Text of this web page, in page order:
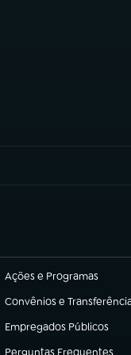
Ações e Programas
(abre em nova aba)
Convênios e
(abre em nova aba)
Empregados Públicos
(abre em nova aba)
Perguntas Frequentes